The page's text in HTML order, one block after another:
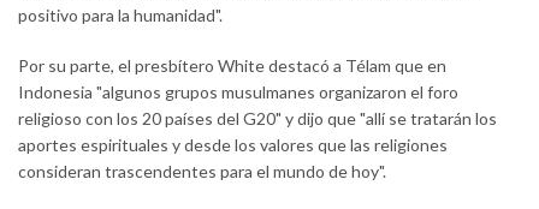
positivo para la humanidad".
Por su parte, el presbítero White destacó a Télam que en
Indonesia "algunos grupos musulmanes organizaron el foro
religioso con los 20 países del G20" y dijo que "allí se tratarán los
aportes espirituales y desde los valores que las religiones
consideran trascendentes para el mundo de hoy".